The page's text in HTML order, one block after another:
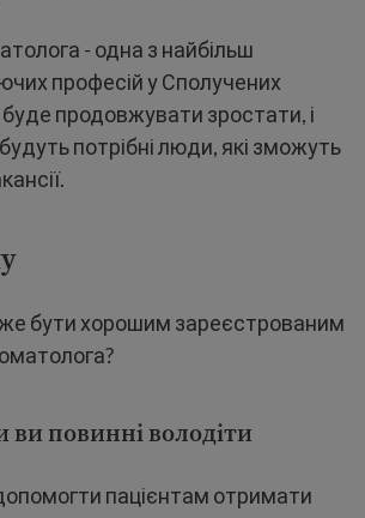
- одна з найбільш
професій у Сполучених
продовжувати зростати, і
потрібні люди, які зможуть
бути хорошим зареєстрованим
ви повинні володіти
пацієнтам отримати